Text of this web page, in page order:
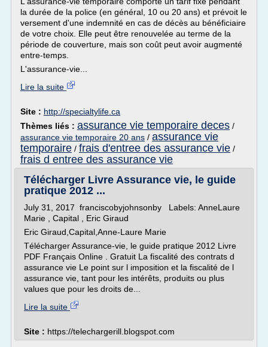
la durée de la police (en général, 10 ou 20 ans) et prévoit le
versement d'une indemnité en cas de décès au bénéficiaire
de votre choix. Elle peut être renouvelée au terme de la
période de couverture, mais son coût peut avoir augmenté
entre-temps.
L'assurance-vie...
Lire la suite
Site : http://specialtylife.ca
Thèmes liés : assurance vie temporaire deces /
assurance vie temporaire 20 ans / assurance vie
temporaire / frais d'entree des assurance vie /
frais d entree des assurance vie
Télécharger Livre Assurance vie, le guide
pratique 2012 ...
July 31, 2017 franciscobyjohnsonby Labels: AnneLaure
Marie , Capital , Eric Giraud
Eric Giraud,Capital,Anne-Laure Marie
Télécharger Assurance-vie, le guide pratique 2012 Livre
PDF Français Online . Gratuit La fiscalité des contrats d
assurance vie Le point sur l imposition et la fiscalité de l
assurance vie, tant pour les intérêts, produits ou plus
values que pour les droits de...
Lire la suite
Site : https://telechargerill.blogspot.com